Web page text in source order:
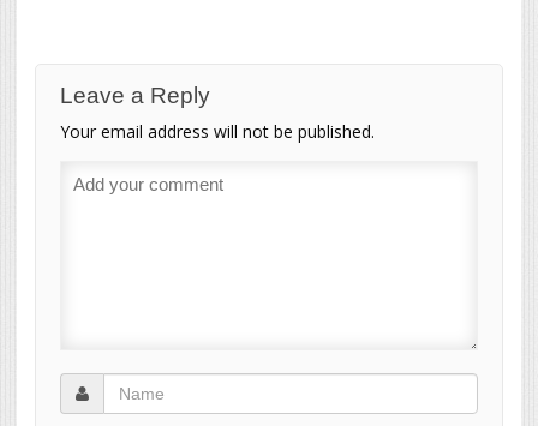
Leave a Reply
Your email address will not be published.